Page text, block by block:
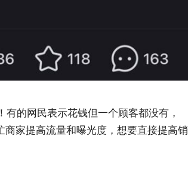
的网民表示花钱但一个顾客都没有，
家提高流量和曝光度，想要直接提高销